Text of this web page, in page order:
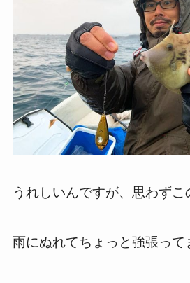
うれしいんですが、思わずこ
雨にぬれてちょっと強張って